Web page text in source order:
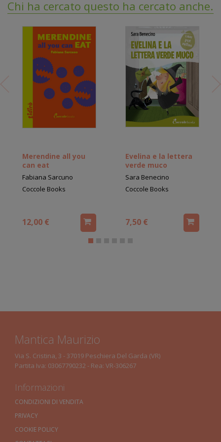
Chi ha cercato questo ha cercato anche...
Merendine all you
can eat
Fabiana Sarcuno
Coccole Books
12,00 €
Evelina e la lettera
verde muco
Sara Benecino
Coccole Books
7,50 €
Mantica Maurizio
Via S. Cristina, 3 - 37019 Peschiera Del Garda (VR)
Partita Iva: 03067790232 - Rea: VR-306267
Informazioni
CONDIZIONI DI VENDITA
PRIVACY
COOKIE POLICY